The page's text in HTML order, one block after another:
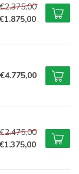
€2.375,00
€1.875,00
€4.775,00
€2.475,00
€1.375,00